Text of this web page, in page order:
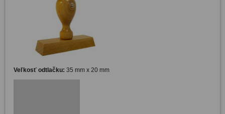
Veľkosť odtlačku: 35 mm x 20 mm